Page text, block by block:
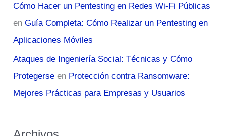
Cómo Hacer un Pentesting en Redes Wi-Fi Públicas
enGuía Completa: Cómo Realizar un Pentesting en
Aplicaciones Móviles
Ataques de Ingeniería Social: Técnicas y Cómo
Protegerse en Protección contra Ransomware:
Mejores Prácticas para Empresas y Usuarios